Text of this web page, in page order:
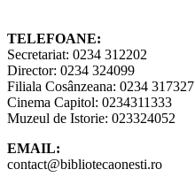
TELEFOANE:
Secretariat: 0234 312202
Director: 0234 324099
Filiala Cosânzeana: 0234 317327
Cinema Capitol: 0234311333
Muzeul de Istorie: 023324052
EMAIL:
contact@bibliotecaonesti.ro